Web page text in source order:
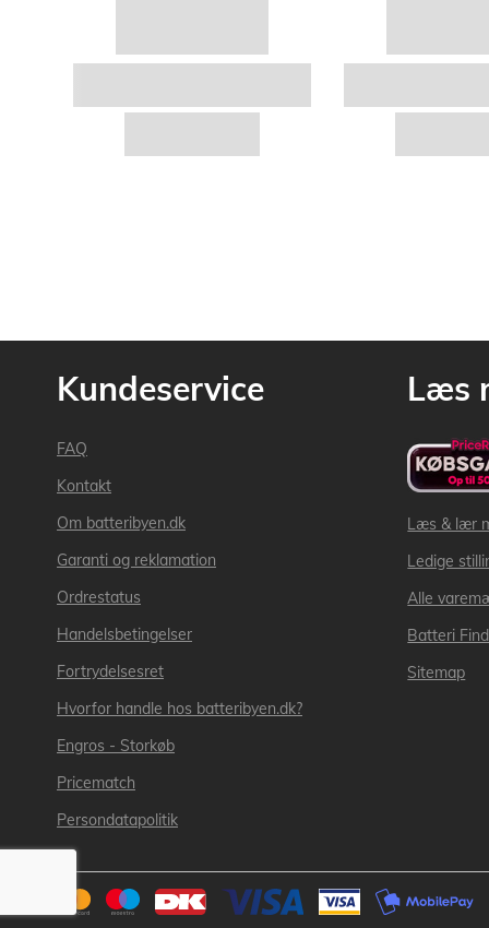
Kundeservice
FAQ
Kontakt
Om batteribyen.dk
Garanti og reklamation
Ordrestatus
Handelsbetingelser
Fortrydelsesret
Hvorfor handle hos batteribyen.dk?
Engros - Storkøb
Pricematch
Persondatapolitik
Læs
Læs & lær
Ledige
Alle
Batteri
Sitemap